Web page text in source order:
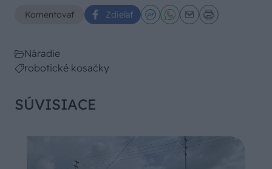
Komentovať Zdieľať
Náradie
robotické kosačky
SÚVISIACE